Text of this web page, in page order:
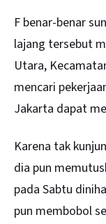
F benar-benar
lajang tersebut
Utara,
mencari
Jakarta dapat
Karena tak
dia pun
pada Sabtu
pun membobol